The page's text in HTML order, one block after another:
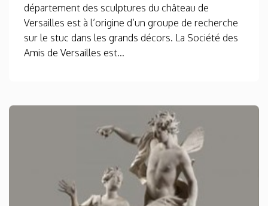
département des sculptures du château de
Versailles est à l’origine d’un groupe de recherche
sur le stuc dans les grands décors. La Société des
Amis de Versailles est...